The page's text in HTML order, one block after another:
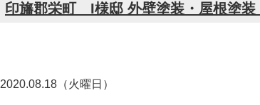
印旛郡栄町 I様邸 外壁塗装・屋根塗
2020.08.18（火曜日）